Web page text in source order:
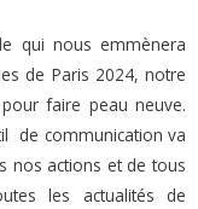
qui nous emmènera
de Paris 2024, notre
faire peau neuve.
de communication va
nos actions et de tous
les actualités de